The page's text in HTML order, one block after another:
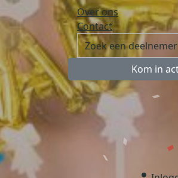
Over ons
Contact
Kom in